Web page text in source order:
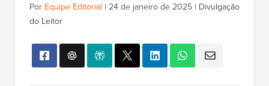
Por Equipe Editorial | 24 de janeiro de 2025 | Divulgação
do Leitor